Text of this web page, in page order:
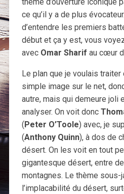
ce qu’il y a de plus
d’entendre les premiers
début et ça y est, vous
avec Omar Sharif au cœur
Le plan que je voulais
simple image sur le net,
autre, mais qui demeure joli
analyser. On voit donc
( Peter O’Toole) avec, je
(Anthony Quinn), à dos de
désert. On les voit en tout
gigantesque désert, entre
montagnes. Le thème sous-
l’implacabilité du désert,